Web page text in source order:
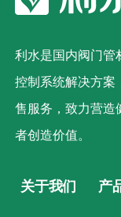
利水是国内阀门管
控制系统解决方案
售服务，致力营造
者创造价值。
关于我们 产